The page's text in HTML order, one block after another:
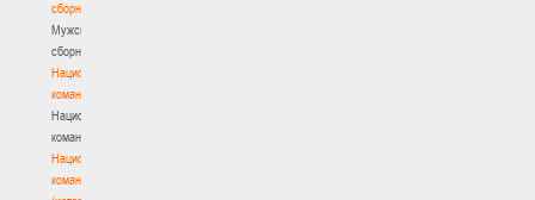
сборные
Мужские
сборные
Национальная
команда
Национальная
команда
Национальная
команда